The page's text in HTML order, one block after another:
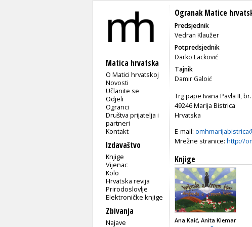
Matica hrvatska
O Matici hrvatskoj
Novosti
Učlanite se
Odjeli
Ogranci
Društva prijatelja i
partneri
Kontakt
Izdavaštvo
Knjige
Vijenac
Kolo
Hrvatska revija
Prirodoslovlje
Elektroničke knjige
Zbivanja
Najave
Ogranak Matice
Predsjednik
Vedran Klaužer
Potpredsjednik
Darko Lacković
Tajnik
Damir Galoić
Trg pape Ivana Pavla II,
49246 Marija Bistrica
Hrvatska
E-mail:
Mrežne stranice: http://
Knjige
Ana Kaić, Anita Klemar